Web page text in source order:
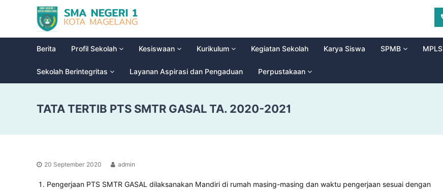
A
N
g
e
i
M
l
i
o
l
i
o
Berita Profil Sekolah Kesiswaan Kurikulum Kegiatan Sekolah Karya Siswa SPMB MPLS
Sekolah Berintegritas Layanan Aspirasi dan Pengaduan Perpustakaan
TATA TERTIB PTS SMTR GASAL TA. 2020-2021
20 September 2020 admin
Pengerjaan PTS SMTR GASAL dilaksanakan Mandiri di rumah masing-masing dan waktu pengerjaan sesuai dengan